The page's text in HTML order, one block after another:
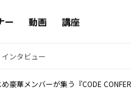
ー 動画 講座
インタビュー
豪華メンバーが集う『CODE